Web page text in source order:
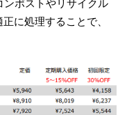
ポストやリサイクル
に処理することで、